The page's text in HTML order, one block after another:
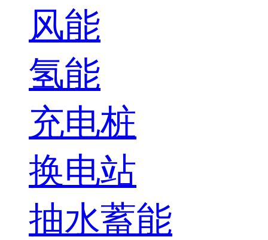
风能
氢能
充电桩
换电站
抽水蓄能